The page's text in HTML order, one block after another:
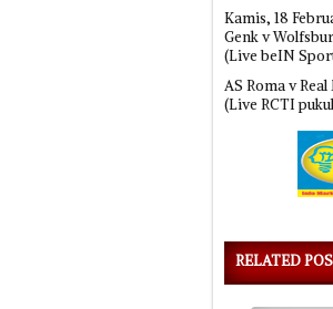
Kamis, 18
Genk v
(Live beIN
AS Roma v
(Live RCTI
RELATED